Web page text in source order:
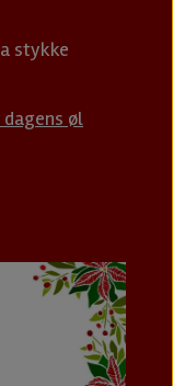
stykke
dagens øl